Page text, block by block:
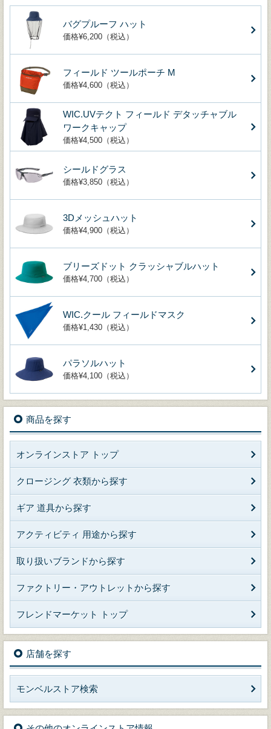
バグプルーフ ハット
価格¥6,200（税込）
フィールド ツールポーチ M
価格¥4,600（税込）
WIC.UVテクト フィールド デタッチャブル
ワークキャップ
価格¥4,500（税込）
シールドグラス
価格¥3,850（税込）
3Dメッシュハット
価格¥4,900（税込）
ブリーズドット クラッシャブルハット
価格¥4,700（税込）
WIC.クール フィールドマスク
価格¥1,430（税込）
パラソルハット
価格¥4,100（税込）
商品を探す
オンラインストア トップ
クロージング 衣類から探す
ギア 道具から探す
アクティビティ 用途から探す
取り扱いブランドから探す
ファクトリー・アウトレットから探す
フレンドマーケット トップ
店舗を探す
モンベルストア検索